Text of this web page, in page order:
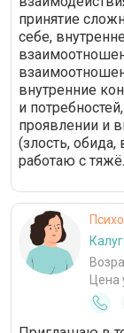
принятие
себе,
внутренние
и
проявлении и
(злость, обида,
работаю с
Цена